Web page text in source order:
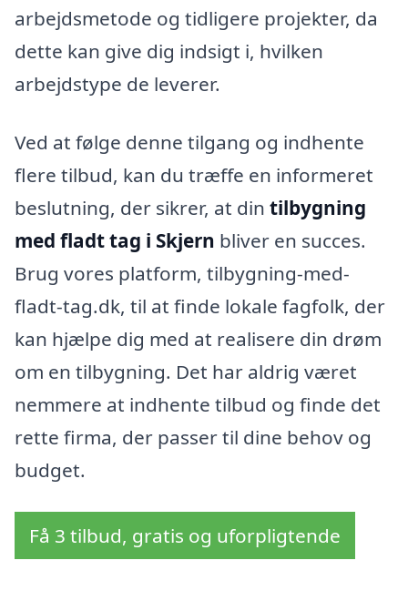
arbejdsmetode og tidligere projekter, da
dette kan give dig indsigt i, hvilken
arbejdstype de leverer.
Ved at følge denne tilgang og indhente
flere tilbud, kan du træffe en informeret
beslutning, der sikrer, at din tilbygning
med fladt tag i Skjern bliver en succes.
Brug vores platform, tilbygning-med-
fladt-tag.dk, til at finde lokale fagfolk, der
kan hjælpe dig med at realisere din drøm
om en tilbygning. Det har aldrig været
nemmere at indhente tilbud og finde det
rette firma, der passer til dine behov og
budget.
Få 3 tilbud, gratis og uforpligtende